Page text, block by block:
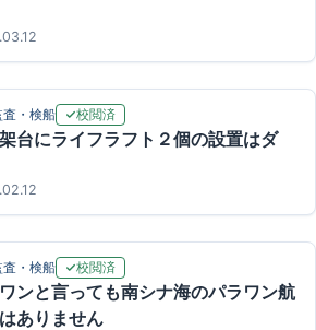
査・検船 校閲済
台にライフラフト２個の設置はダ
査・検船 校閲済
ンと言っても南シナ海のパラワン航
ありません